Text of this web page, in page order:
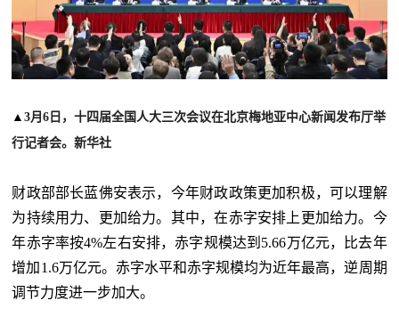
▲3月6日，十四届全国人大三次会议在北京梅地亚中心新闻发布厅举
行记者会。新华社
财政部部长蓝佛安表示，今年财政政策更加积极，可以理解
为持续用力、更加给力。其中，在赤字安排上更加给力。今
年赤字率按4%左右安排，赤字规模达到5.66万亿元，比去年
增加1.6万亿元。赤字水平和赤字规模均为近年最高，逆周期
调节力度进一步加大。